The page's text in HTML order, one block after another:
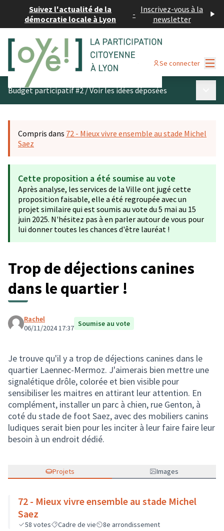
Suivez l'actualité de la
démocratie locale à Lyon
- Inscrivez-vous à la
newsletter
Se connecter
Budget participatif #2/Voir les idées déposées
Compris dans 72 - Mieux vivre ensemble au stade Michel
Saez
Cette proposition a été soumise au vote
Après analyse, les services de la Ville ont jugé cette
proposition faisable, elle a été regroupée avec un
projet similaire qui est soumis au vote du 5 mai au 15
juin 2025. N'hésitez pas à en parler autour de vous pour
lui donner toutes les chances d'être lauréat !
Trop de déjections canines
dans le quartier !
Rachel
06/11/2024 17:37 Soumise au vote
Je trouve qu'il y a trop de déjections canines dans le
quartier Laennec-Mermoz. J'aimerais bien mettre une
signalétique drôle, colorée et bien visible pour
sensibiliser les maitres en attirant leur attention. En
complément, installer un parc à chien, rue Genton, à
coté du stade de foot Saez, avec des mobiliers canins
ludiques serait bien pour les inciter à leur faire faire leur
besoin à un endroit dédié.
Projets Images
72 - Mieux vivre ensemble au stade Michel
Saez
58 votes Cadre de vie 8e arrondissement